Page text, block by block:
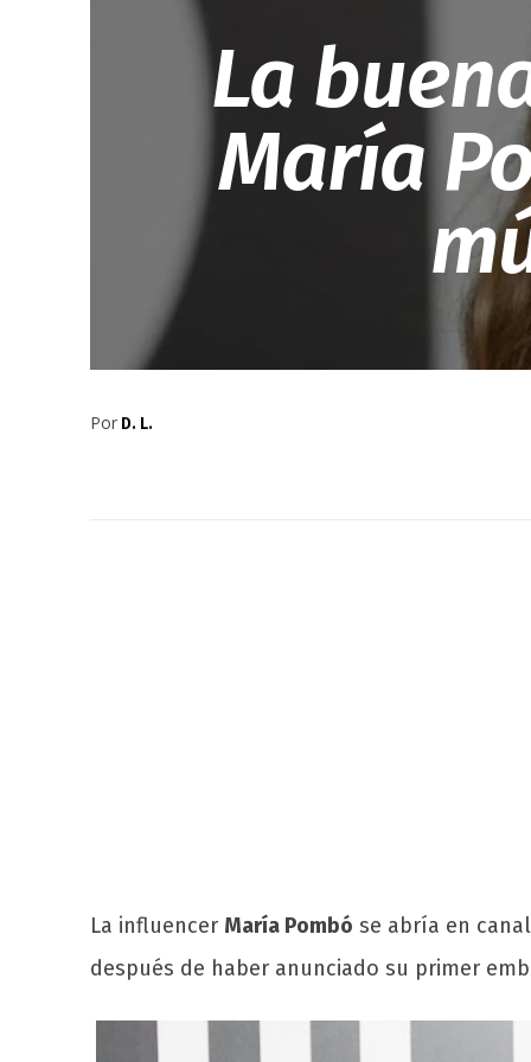
La
María
Por D. L.
La influencer María Pombó se abría en
después de haber anunciado su primer